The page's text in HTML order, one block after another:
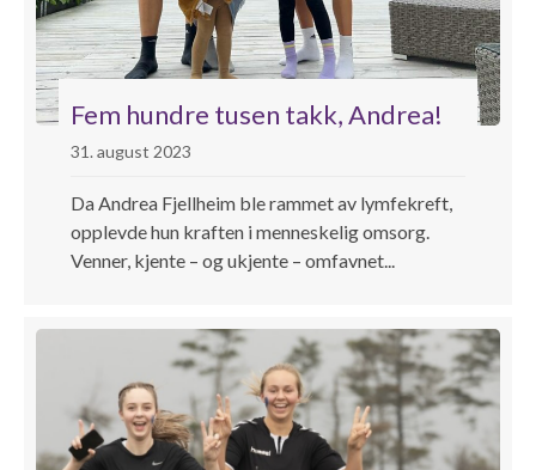
Fem hundre tusen takk, Andrea!
31. august 2023
Da Andrea Fjellheim ble rammet av lymfekreft,
opplevde hun kraften i menneskelig omsorg.
Venner, kjente – og ukjente – omfavnet...